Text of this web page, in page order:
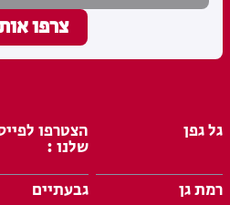
גל גפן הצטרפו
שלנו :
רמת גן
גבעתיים